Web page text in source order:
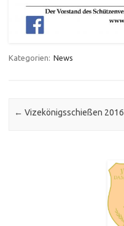
Kategorien: News
Post navigation
← Vizekönigsschießen 2016